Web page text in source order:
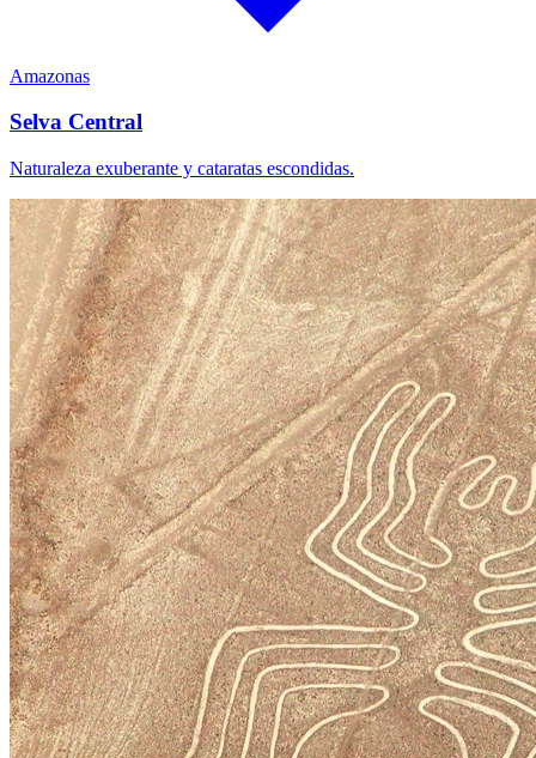
Amazonas
Selva Central
Naturaleza exuberante y cataratas escondidas.